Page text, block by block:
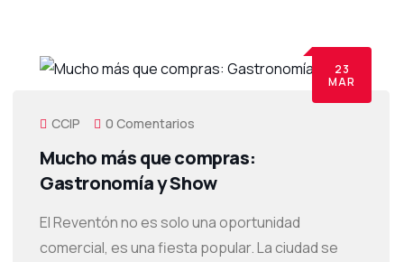
23
MAR
CCIP 0 Comentarios
Mucho más que compras:
Gastronomía y Show
El Reventón no es solo una oportunidad
comercial, es una fiesta popular. La ciudad se